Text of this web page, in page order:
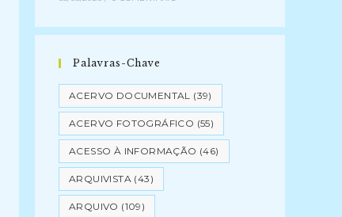
Palavras-Chave
ACERVO DOCUMENTAL (39)
ACERVO FOTOGRÁFICO (55)
ACESSO À INFORMAÇÃO (46)
ARQUIVISTA (43)
ARQUIVO (109)